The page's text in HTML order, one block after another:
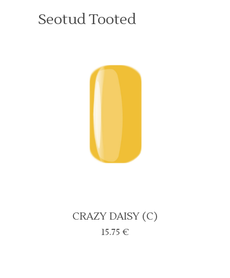
Seotud Tooted
CRAZY DAISY (C)
15.75 €